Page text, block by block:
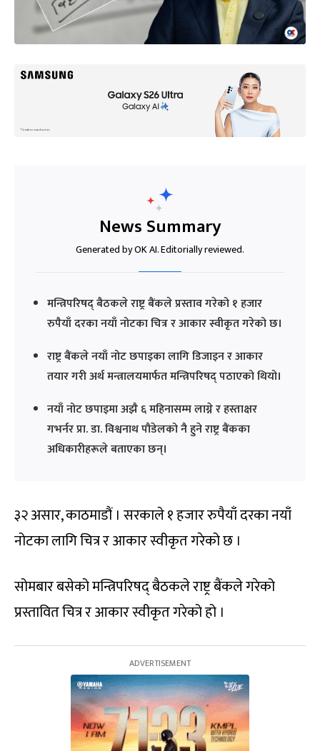
News Summary
Generated by OK AI. Editorially reviewed.
मन्त्रिपरिषद् बैठकले राष्ट्र बैंकले प्रस्ताव गरेको १ हजार
रुपैयाँ दरका नयाँ नोटका चित्र र आकार स्वीकृत गरेको छ।
राष्ट्र बैंकले नयाँ नोट छपाइका लागि डिजाइन र आकार
तयार गरी अर्थ मन्त्रालयमार्फत मन्त्रिपरिषद् पठाएको थियो।
नयाँ नोट छपाइमा अझै ६ महिनासम्म लाग्ने र हस्ताक्षर
गभर्नर प्रा. डा. विश्वनाथ पौडेलको नै हुने राष्ट्र बैंकका
अधिकारीहरूले बताएका छन्।
३२ असार, काठमाडौं । सरकाले १ हजार रुपैयाँ दरका नयाँ
नोटका लागि चित्र र आकार स्वीकृत गरेको छ ।
सोमबार बसेको मन्त्रिपरिषद् बैठकले राष्ट्र बैंकले गरेको
प्रस्तावित चित्र र आकार स्वीकृत गरेको हो ।